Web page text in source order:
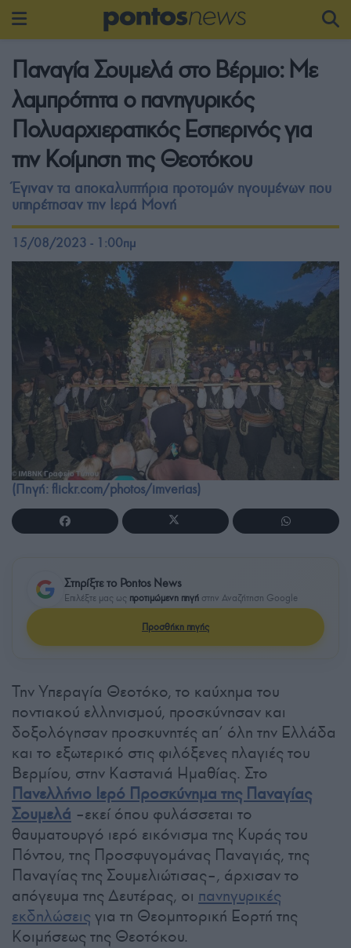
Παναγία Σουμελά στο Βέρμιο: Με
λαμπρότητα ο πανηγυρικός
Πολυαρχιερατικός Εσπερινός για
την Κοίμηση της Θεοτόκου
Έγιναν τα αποκαλυπτήρια προτομών ηγουμένων που
υπηρέτησαν την Ιερά Μονή
15/08/2023 - 1:00πμ
(Πηγή: flickr.com/photos/imverias)
Στηρίξτε το Pontos News
Επιλέξτε μας ως προτιμώμενη πηγή στην Αναζήτηση Google
Προσθήκη πηγής
Την Υπεραγία Θεοτόκο, το καύχημα του
ποντιακού ελληνισμού, προσκύνησαν και
δοξολόγησαν προσκυνητές απ’ όλη την Ελλάδα
και το εξωτερικό στις φιλόξενες πλαγιές του
Βερμίου, στην Καστανιά Ημαθίας. Στο
Πανελλήνιο Ιερό Προσκύνημα της Παναγίας
Σουμελά –εκεί όπου φυλάσσεται το
θαυματουργό ιερό εικόνισμα της Κυράς του
Πόντου, της Προσφυγομάνας Παναγιάς, της
Παναγίας της Σουμελιώτισας–, άρχισαν το
απόγευμα της Δευτέρας, οι πανηγυρικές
εκδηλώσεις για τη Θεομητορική Εορτή της
Κοιμήσεως της Θεοτόκου.